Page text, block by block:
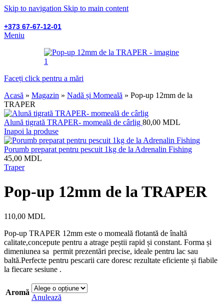
Skip to navigation Skip to main content
+373 67-67-12-01
Meniu
Faceți click pentru a mări
Acasă » Magazin » Nadă și Momeală » Pop-up 12mm de la
TRAPER
Alună tigrată TRAPER- momeală de cârlig 80,00 MDL
Inapoi la produse
Porumb preparat pentru pescuit 1kg de la Adrenalin Fishing
45,00 MDL
Traper
Pop-up 12mm de la TRAPER
110,00 MDL
Pop-up TRAPER 12mm este o momeală flotantă de înaltă
calitate,concepute pentru a atrage peștii rapid și constant. Forma și
dimeniunea sa permit prezentări precise, ideale pentru lac sau
baltă.Perfecte pentru pescarii care doresc rezultate eficiente și fiabile
la fiecare sesiune .
Aromă
Anulează